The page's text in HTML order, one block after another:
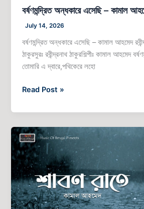
বর্ষণমন্দ্রিত অন্ধকারে এসেছি – কামাল
July 14, 2026
বর্ষণমন্দ্রিত অন্ধকারে এসেছি – কামাল আহমেদ
ঠাকুরসুরঃ রবীন্দ্রনাথ ঠাকুরশিল্পীঃ কামাল আহমেদ
তোমারি এ দ্বারে,পথিকেরে লহো
Read Post »
শ্রাবণ
রাতে
–
কামাল
আহমেদ